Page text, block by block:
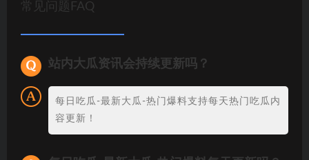
常见问题FAQ
站内大瓜资讯会持续更新吗？
每日吃瓜-最新大瓜-热门爆料支持每天热门吃瓜内
容更新！